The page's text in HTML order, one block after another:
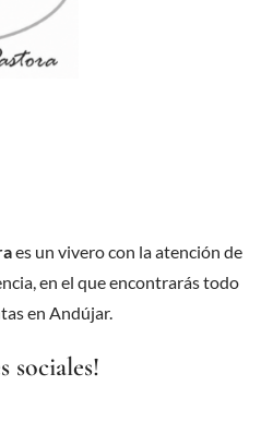
es un vivero con la atención de
en el que encontrarás todo
en Andújar.
sociales!